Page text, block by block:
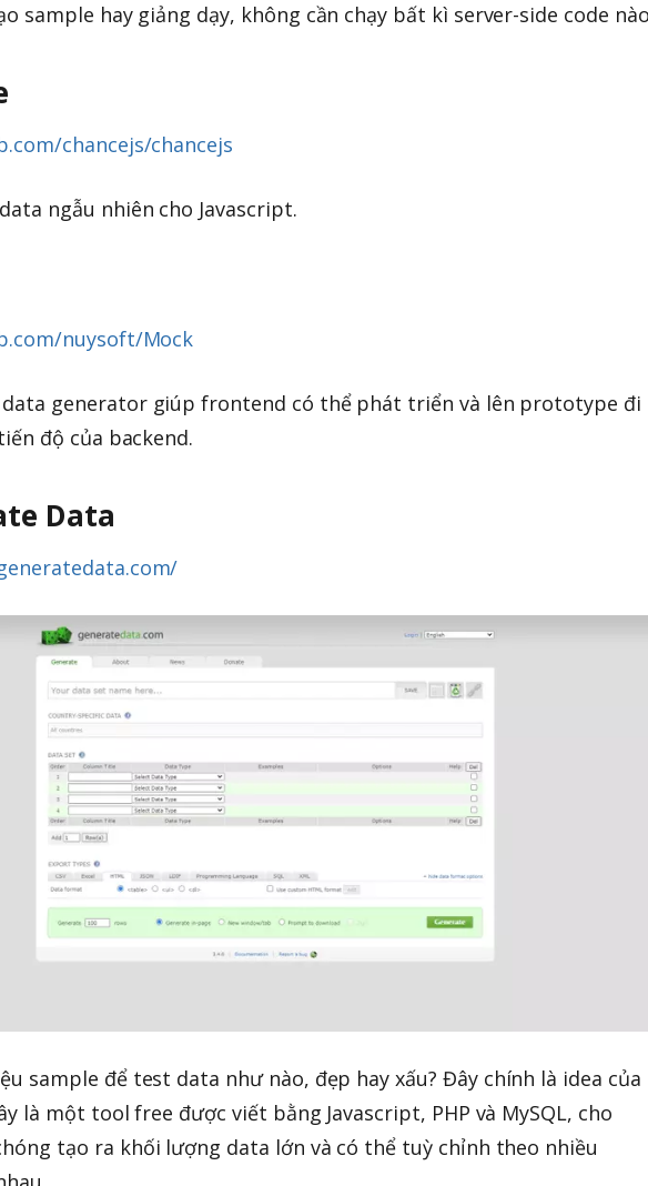
sample hay giảng dạy, không cần chạy bất kì server-side code
chancejs/chancejs
ngẫu nhiên cho Javascript.
nuysoft/Mock
data generator giúp frontend có thể phát triển và lên prototype đi
độ của backend.
Data
sample để test data như nào, đẹp hay xấu? Đây chính là idea của
là một tool free được viết bằng Javascript, PHP và MySQL, cho
tạo ra khối lượng data lớn và có thể tuỳ chỉnh theo nhiều